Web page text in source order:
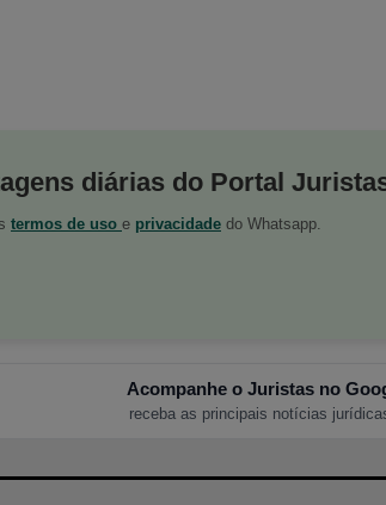
diárias do Portal
termos de uso e privacidade do Whatsapp.
Acompanhe o Juristas no
receba as principais notícias